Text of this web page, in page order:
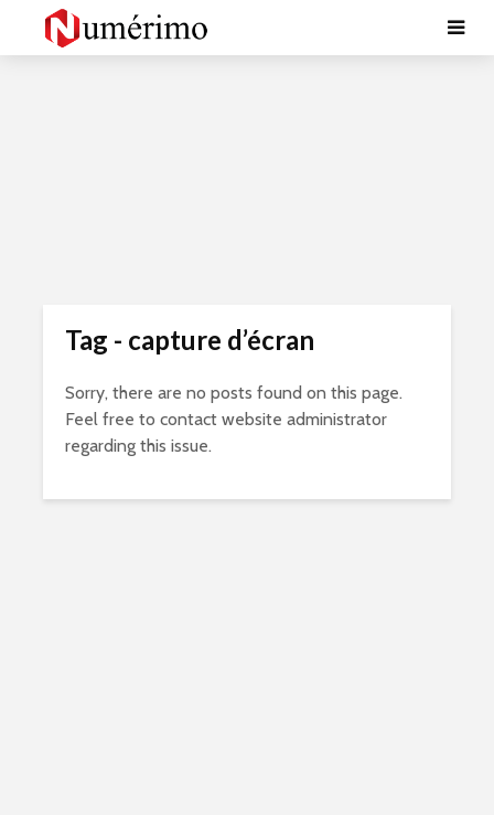
Tag - capture d’écran
Sorry, there are no posts found on this page.
Feel free to contact website administrator
regarding this issue.